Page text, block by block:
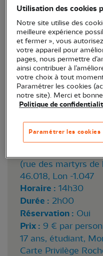
œufs, nourrissent
Lieu :
(rue des martyrs de
46.018, Lon -1.047
Horaire : 14h30
Durée : 2h00
Réservation : Oui
Prix : 9 € par
17 ans, étudiant,
Carte Privilège
Utilisation des cookies
Notre site utilise des
meilleure expérience
et fermer », vous
votre appareil pour
pages, nous permettre
ainsi contribuer à
votre choix à tout
Paramétrer les cookies
notre site). Merci et
Politique de
Paramétrer les cookies